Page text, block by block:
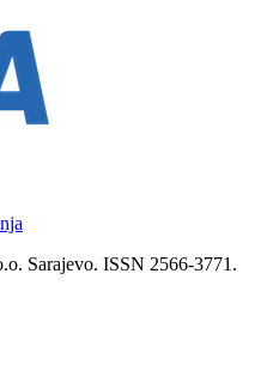
Sarajevo. ISSN 2566-3771.